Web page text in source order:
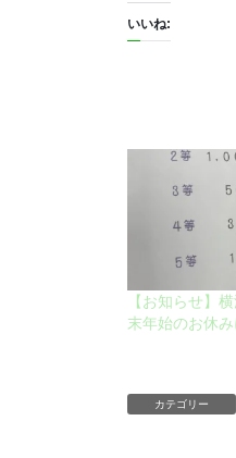
いいね:
【お知らせ
末年始のお休
カテゴリー